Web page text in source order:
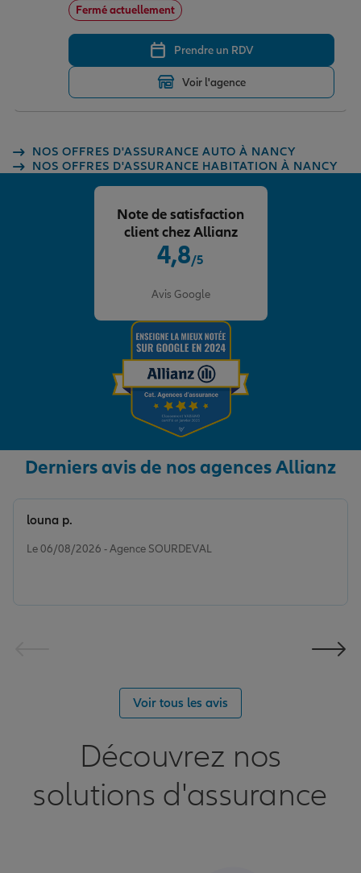
Fermé actuellement
Prendre un RDV
Voir l'agence
NOS OFFRES D'ASSURANCE AUTO À NANCY
NOS OFFRES D'ASSURANCE HABITATION À NANCY
4,8/5
Avis Google
Note de satisfaction
client chez Allianz
Derniers avis de nos agences Allianz
Le 06/08/2026 - Agence SOURDEVAL
louna p.
Voir tous les avis
Découvrez nos
solutions d'assurance